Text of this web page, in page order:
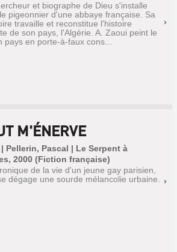
et biographe de Dieu s'installe
pigeonnier d'une abbaye française. Sa
travaille et reconstitue l'histoire
de son pays, l'Algérie. A. Zaoui peint le
en porte-à-faux cons...
M'ÉNERVE
Pellerin, Pascal | Le Serpent à
2000 (Fiction française)
de la vie d'un jeune gay parisien,
dégage une sourde mélancolie urbaine.